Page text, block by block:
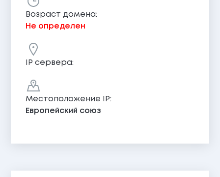
Возраст домена:
Не определен
IP сервера:
Местоположение IP:
Европейский союз